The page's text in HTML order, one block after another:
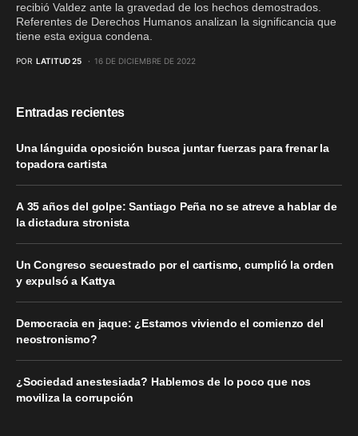
recibió Valdez ante la gravedad de los hechos demostrados.
Referentes de Derechos Humanos analizan la significancia que
tiene esta exigua condena.
POR LATITUD 25 16 DE DICIEMBRE DE 2022
Entradas recientes
Una lánguida oposición busca juntar fuerzas para frenar la
topadora cartista
A 35 años del golpe: Santiago Peña no se atreve a hablar de
la dictadura stronista
Un Congreso secuestrado por el cartismo, cumplió la orden
y expulsó a Kattya
Democracia en jaque: ¿Estamos viviendo el comienzo del
neostronismo?
¿Sociedad anestesiada? Hablemos de lo poco que nos
moviliza la corrupción